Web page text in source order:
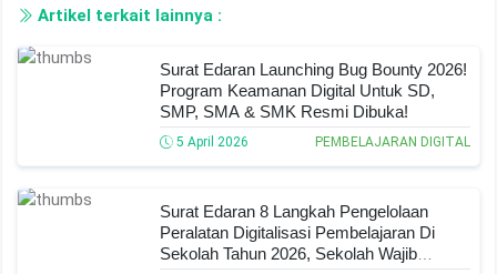
Artikel terkait lainnya :
Surat Edaran Launching Bug Bounty 2026!
Program Keamanan Digital Untuk SD,
SMP, SMA & SMK Resmi Dibuka!
5 April 2026 PEMBELAJARAN DIGITAL
Surat Edaran 8 Langkah Pengelolaan
Peralatan Digitalisasi Pembelajaran Di
Sekolah Tahun 2026, Sekolah Wajib